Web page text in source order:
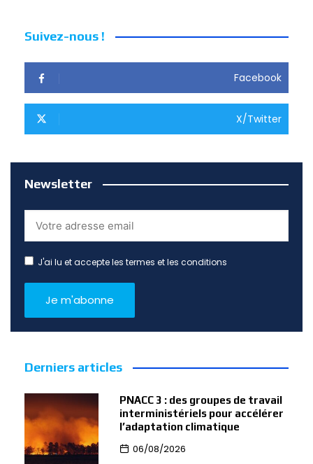
Suivez-nous !
Facebook
X/Twitter
Newsletter
J'ai lu et accepte les termes et les conditions
Derniers articles
PNACC 3 : des groupes de travail
interministériels pour accélérer
l’adaptation climatique
06/08/2026